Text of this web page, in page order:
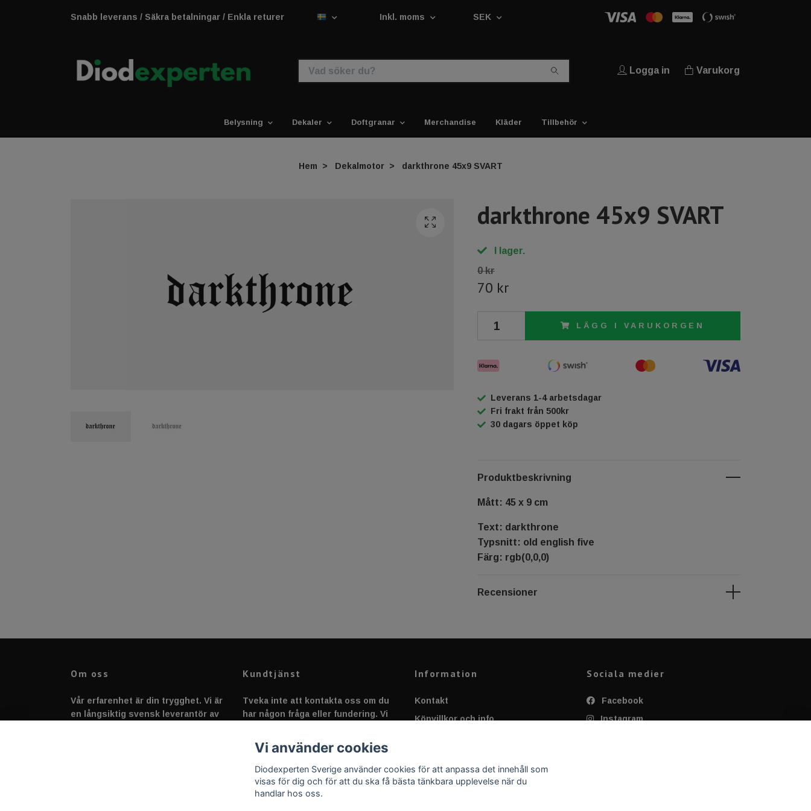
Snabb leverans / Säkra betalningar / Enkla returer Inkl. moms SEK
Logga in Varukorg
Belysning Dekaler Doftgranar Merchandise Kläder Tillbehör
Hem Dekalmotor darkthrone 45x9 SVART
darkthrone 45x9 SVART
I lager.
0 kr
70 kr
LÄGG I VARUKORGEN
Leverans 1-4 arbetsdagar
Fri frakt från 500kr
30 dagars öppet köp
Produktbeskrivning
Mått: 45 x 9 cm
Text: darkthrone
Typsnitt: old english five
Färg: rgb(0,0,0)
Recensioner
Om oss
Vår erfarenhet är din trygghet. Vi är
en långsiktig svensk leverantör av
Kundtjänst
Tveka inte att kontakta oss om du
har någon fråga eller fundering. Vi
Information
Kontakt
Köpvillkor och info
Applicering av Dekal
Sociala medier
Facebook
Instagram
Vi använder cookies
Diodexperten Sverige använder cookies för att anpassa det innehåll som
visas för dig och för att du ska få bästa tänkbara upplevelse när du
handlar hos oss.